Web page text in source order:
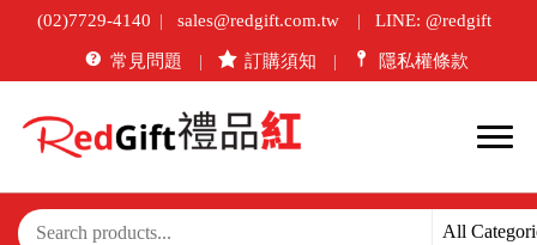
(02)7729-4140 sales@redgift.com.tw LINE: @redgift
常見問題 訂購須知 隱私權條款